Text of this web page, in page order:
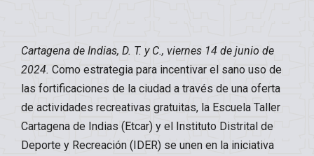
Cartagena de Indias, D. T. y C., viernes 14 de junio de
2024. Como estrategia para incentivar el sano uso de
las fortificaciones de la ciudad a través de una oferta
de actividades recreativas gratuitas, la Escuela Taller
Cartagena de Indias (Etcar) y el Instituto Distrital de
Deporte y Recreación (IDER) se unen en la iniciativa